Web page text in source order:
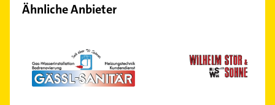
Neuhausen
Obersendling
Pasing
Ähnliche Anbieter